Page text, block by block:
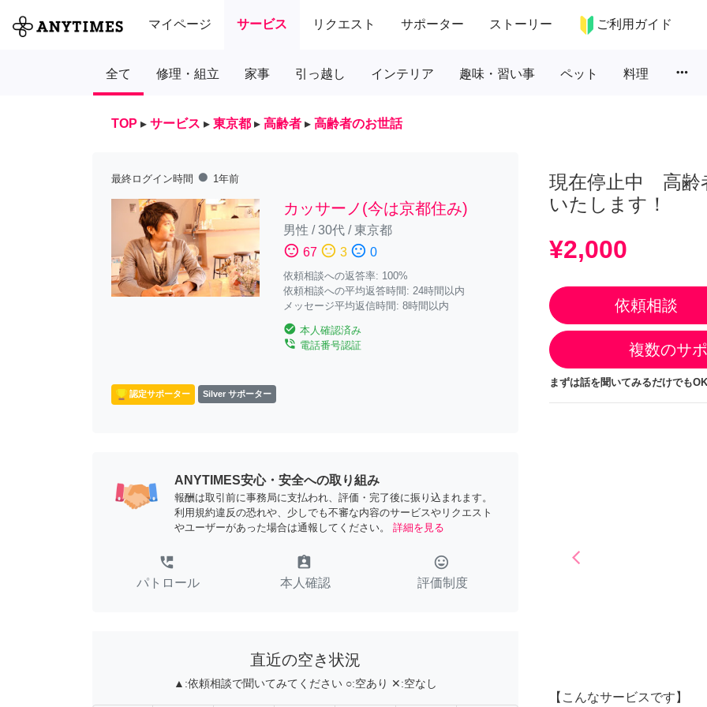
マイページ サービス リクエスト サポーター ストーリー ご利用ガイド
全て 修理・組立 家事 引っ越し インテリア 趣味・習い事 ペット 料理 more_horiz
TOP ▸ サービス ▸ 東京都 ▸ 高齢者 ▸ 高齢者のお世話
最終ログイン時間 fiber_manual_record 1年前
カッサーノ(今は京都住み)
男性 /30代/東京都
sentiment_satisfied 67 sentiment_neutral 3 sentiment_dissatisfied 0
依頼相談への返答率: 100%
依頼相談への平均返答時間: 24時間以内
メッセージ平均返信時間: 8時間以内
check_circle 本人確認済み
phone_in_talk 電話番号認証
認定サポーター Silver サポーター
ANYTIMES安心・安全への取り組み
報酬は取引前に事務局に支払われ、評価・完了後に振り込まれます。
利用規約違反の恐れや、少しでも不審な内容のサービスやリクエスト
やユーザーがあった場合は通報してください。
詳細を見る
perm_phone_msg
パトロール
assignment_ind
本人確認
tag_faces
評価制度
直近の空き状況
▲:依頼相談で聞いてみてください ○:空あり ✕:空なし
現在停止中 高齢
いたします！
¥2,000
依頼相談
複数のサ
まずは話を聞いてみるだけでも
arrow_back_iosPrevious
【こんなサービスです】